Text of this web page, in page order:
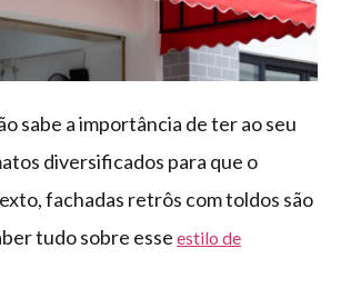
sabe a importância de ter ao seu
diversificados para que o
fachadas retrôs com toldos são
tudo sobre esse estilo de